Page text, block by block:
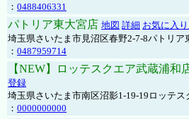
： 0488406331
パトリア東大宮店 地図 詳細 お気に入
埼玉県さいたま市見沼区春野2-7-8パトリア
： 0487959714
【NEW】ロッテスクエア武蔵浦和
登録
埼玉県さいたま市南区沼影1-19-19ロッテ
： 0000000000